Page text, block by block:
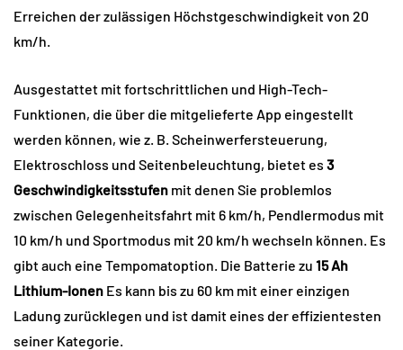
Erreichen der zulässigen Höchstgeschwindigkeit von 20
km/h.
Ausgestattet mit fortschrittlichen und High-Tech-
Funktionen, die über die mitgelieferte App eingestellt
werden können, wie z. B. Scheinwerfersteuerung,
Elektroschloss und Seitenbeleuchtung, bietet es 3
Geschwindigkeitsstufen mit denen Sie problemlos
zwischen Gelegenheitsfahrt mit 6 km/h, Pendlermodus mit
10 km/h und Sportmodus mit 20 km/h wechseln können. Es
gibt auch eine Tempomatoption. Die Batterie zu 15 Ah
Lithium-Ionen Es kann bis zu 60 km mit einer einzigen
Ladung zurücklegen und ist damit eines der effizientesten
seiner Kategorie.